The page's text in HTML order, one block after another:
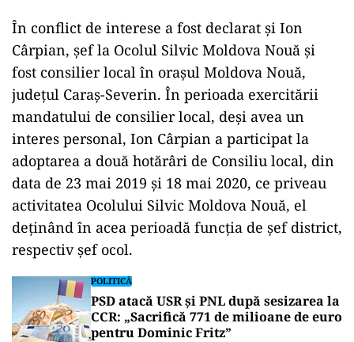
În conflict de interese a fost declarat şi Ion
Cârpian, şef la Ocolul Silvic Moldova Nouă şi
fost consilier local în oraşul Moldova Nouă,
judeţul Caraş-Severin. În perioada exercitării
mandatului de consilier local, deşi avea un
interes personal, Ion Cârpian a participat la
adoptarea a două hotărâri de Consiliu local, din
data de 23 mai 2019 şi 18 mai 2020, ce priveau
activitatea Ocolului Silvic Moldova Nouă, el
deţinând în acea perioadă funcţia de şef district,
respectiv şef ocol.
POLITICĂ
PSD atacă USR și PNL după sesizarea la
CCR: „Sacrifică 771 de milioane de euro
pentru Dominic Fritz”